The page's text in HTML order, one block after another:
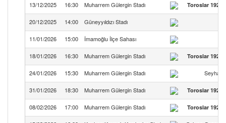
13/12/2025 16:30 Muharrem Gülergin Stadı Toroslar 1922
20/12/2025 14:00 Güneyyıldızı Stadı
11/01/2026 15:00 İmamoğlu İlçe Sahası
18/01/2026 16:30 Muharrem Gülergin Stadı Toroslar 1922
24/01/2026 15:30 Muharrem Gülergin Stadı Seyhan
31/01/2026 18:30 Muharrem Gülergin Stadı Toroslar 1922
08/02/2026 17:00 Muharrem Gülergin Stadı Toroslar 1922